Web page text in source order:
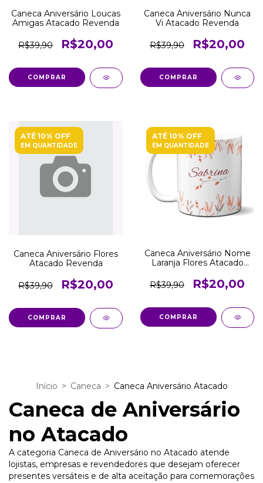
Caneca Aniversário Loucas
Amigas Atacado Revenda
R$39,90 R$20,00
COMPRAR
Caneca Aniversário Nunca
Vi Atacado Revenda
R$39,90 R$20,00
COMPRAR
ATÉ 10% OFF
EM QUANTIDADE
Caneca Aniversário Flores
Atacado Revenda
R$39,90 R$20,00
COMPRAR
ATÉ 10% OFF
EM QUANTIDADE
Caneca Aniversário Nome
Laranja Flores Atacado
R$39,90
R$20,00
COMPRAR
Início > Caneca > Caneca Aniversário Atacado
Caneca de Aniversário
no Atacado
A categoria Caneca de Aniversário no Atacado atende
lojistas, empresas e revendedores que desejam oferecer
presentes versáteis e de alta aceitação para comemorações